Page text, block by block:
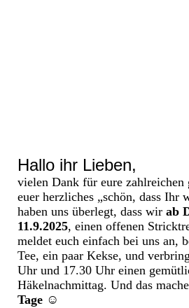
Hallo ihr Lieben,
vielen Dank für eure zahlreichen
euer herzliches „schön, dass Ihr
haben uns überlegt, dass wir ab
11.9.2025, einen offenen
meldet euch einfach bei uns an,
Tee, ein paar Kekse, und
Uhr und 17.30 Uhr einen
Häkelnachmittag. Und das
Tage ☺️